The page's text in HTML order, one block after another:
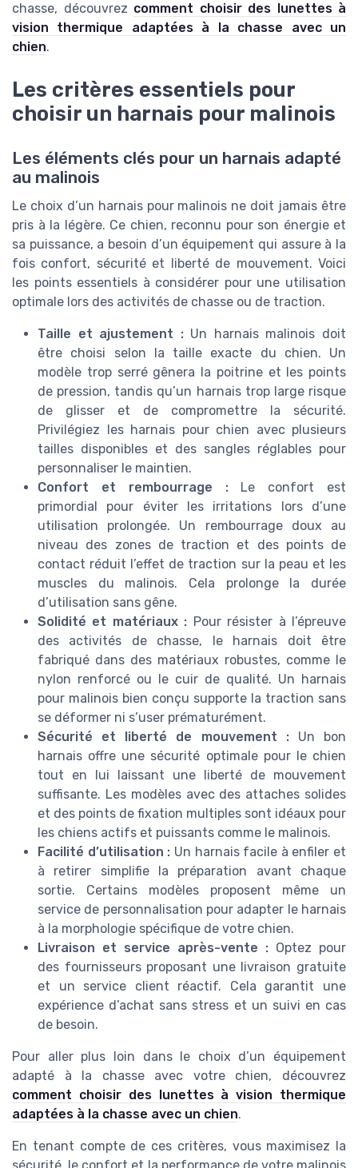
chasse, découvrez comment choisir des lunettes à
vision thermique adaptées à la chasse avec un
chien.
Les critères essentiels pour
choisir un harnais pour malinois
Les éléments clés pour un harnais adapté
au malinois
Le choix d’un harnais pour malinois ne doit jamais être
pris à la légère. Ce chien, reconnu pour son énergie et
sa puissance, a besoin d’un équipement qui assure à la
fois confort, sécurité et liberté de mouvement. Voici
les points essentiels à considérer pour une utilisation
optimale lors des activités de chasse ou de traction.
Taille et ajustement :Un harnais malinois doit
être choisi selon la taille exacte du chien. Un
modèle trop serré gênera la poitrine et les points
de pression, tandis qu’un harnais trop large risque
de glisser et de compromettre la sécurité.
Privilégiez les harnais pour chien avec plusieurs
tailles disponibles et des sangles réglables pour
personnaliser le maintien.
Confort et rembourrage :Le confort est
primordial pour éviter les irritations lors d’une
utilisation prolongée. Un rembourrage doux au
niveau des zones de traction et des points de
contact réduit l’effet de traction sur la peau et les
muscles du malinois. Cela prolonge la durée
d’utilisation sans gêne.
Solidité et matériaux : Pour résister à l’épreuve
des activités de chasse, le harnais doit être
fabriqué dans des matériaux robustes, comme le
nylon renforcé ou le cuir de qualité. Un harnais
pour malinois bien conçu supporte la traction sans
se déformer ni s’user prématurément.
Sécurité et liberté de mouvement :Un bon
harnais offre une sécurité optimale pour le chien
tout en lui laissant une liberté de mouvement
suffisante. Les modèles avec des attaches solides
et des points de fixation multiples sont idéaux pour
les chiens actifs et puissants comme le malinois.
Facilité d’utilisation : Un harnais facile à enfiler et
à retirer simplifie la préparation avant chaque
sortie. Certains modèles proposent même un
service de personnalisation pour adapter le harnais
à la morphologie spécifique de votre chien.
Livraison et service après-vente : Optez pour
des fournisseurs proposant une livraison gratuite
et un service client réactif. Cela garantit une
expérience d’achat sans stress et un suivi en cas
de besoin.
Pour aller plus loin dans le choix d’un équipement
adapté à la chasse avec votre chien, découvrez
comment choisir des lunettes à vision thermique
adaptées à la chasse avec un chien.
En tenant compte de ces critères, vous maximisez la